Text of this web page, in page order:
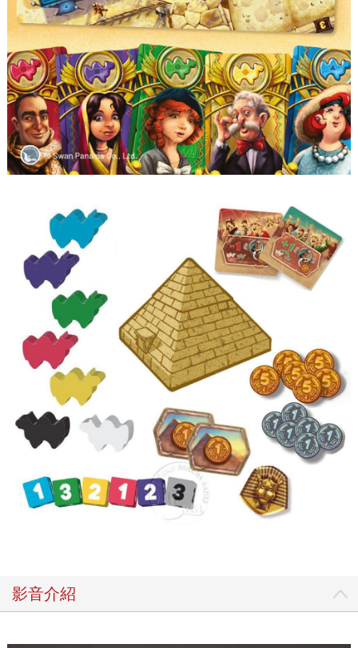
影音介紹